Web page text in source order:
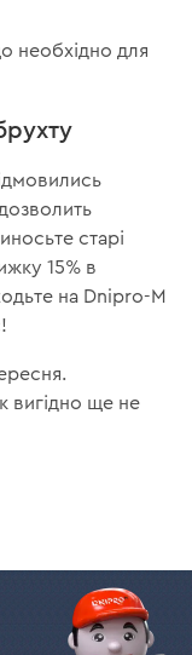
необхідно для
старі
15% в
на Dnipro-M
вигідно ще не